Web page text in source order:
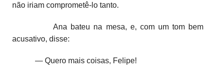
não iriam comprometê-lo tanto.
Ana bateu na mesa, e, com um tom bem
acusativo, disse:
— Quero mais coisas, Felipe!